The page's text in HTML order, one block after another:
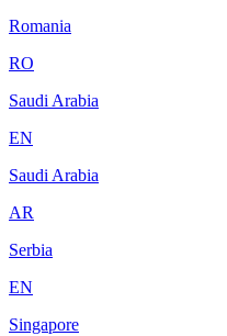
Romania
RO
Saudi Arabia
EN
Saudi Arabia
AR
Serbia
EN
Singapore